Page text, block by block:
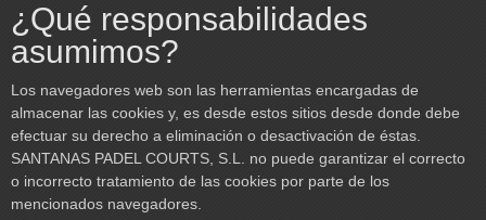
¿Qué responsabilidades
asumimos?
Los navegadores web son las herramientas encargadas de
almacenar las cookies y, es desde estos sitios desde donde debe
efectuar su derecho a eliminación o desactivación de éstas.
SANTANAS PADEL COURTS, S.L. no puede garantizar el correcto
o incorrecto tratamiento de las cookies por parte de los
mencionados navegadores.